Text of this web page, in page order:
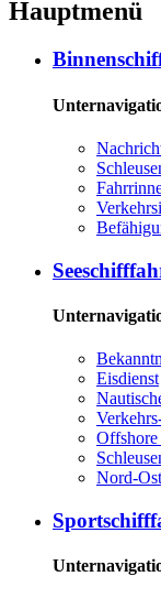
Hauptmenü
Eis­dienst
Nord-​